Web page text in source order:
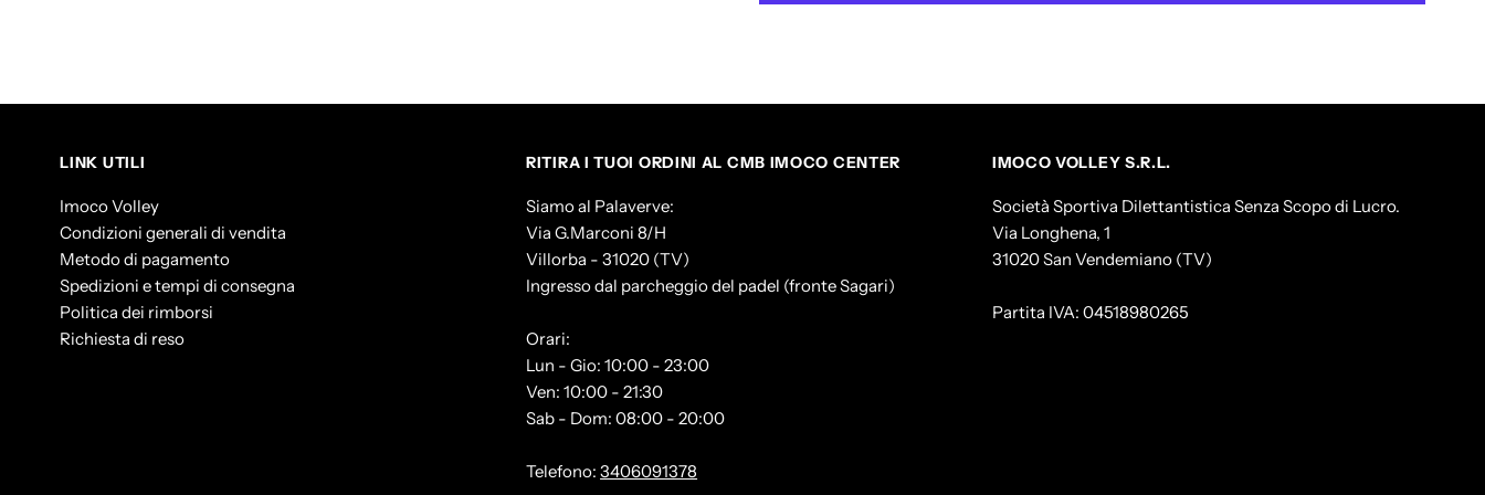
LINK UTILI
Imoco Volley
Condizioni generali di vendita
Metodo di pagamento
Spedizioni e tempi di consegna
Politica dei rimborsi
Richiesta di reso
RITIRA I TUOI ORDINI AL CMB IMOCO CENTER
Siamo al Palaverve:
Via G.Marconi 8/H
Villorba - 31020 (TV)
Ingresso dal parcheggio del padel (fronte Sagari)
Orari:
Lun - Gio: 10:00 - 23:00
Ven: 10:00 - 21:30
Sab - Dom: 08:00 - 20:00
Telefono:3406091378
IMOCO VOLLEY S.R.L.
Società Sportiva Dilettantistica Senza Scopo di Lucro.
Via Longhena, 1
31020 San Vendemiano (TV)
Partita IVA: 04518980265